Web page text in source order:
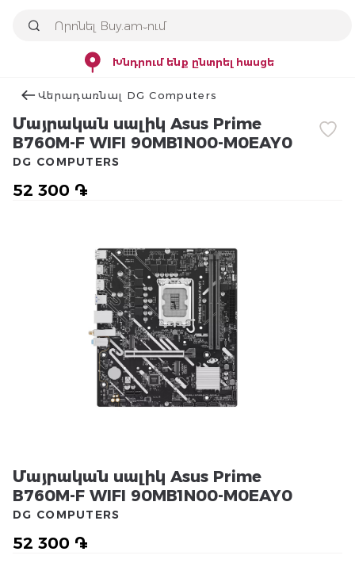
Խնդրում ենք ընտրել հասցե
Վերադառնալ DG Computers
Մայրական սալիկ Asus Prime
B760M-F WIFI 90MB1N00-M0EAY0
52 300 ֏
DG COMPUTERS
Մայրական սալիկ Asus Prime
B760M-F WIFI 90MB1N00-M0EAY0
52 300 ֏
DG COMPUTERS